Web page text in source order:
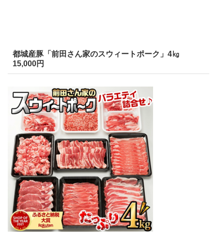
都城産豚「前田さん家のスウィートポーク」4㎏
15,000円